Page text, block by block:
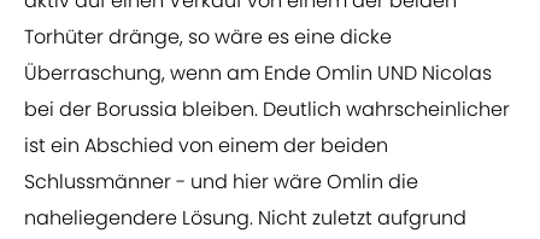
Torhüter dränge, so wäre es eine dicke
Überraschung, wenn am Ende Omlin UND Nicolas
bei der Borussia bleiben. Deutlich wahrscheinlicher
ist ein Abschied von einem der beiden
Schlussmänner - und hier wäre Omlin die
naheliegendere Lösung. Nicht zuletzt aufgrund